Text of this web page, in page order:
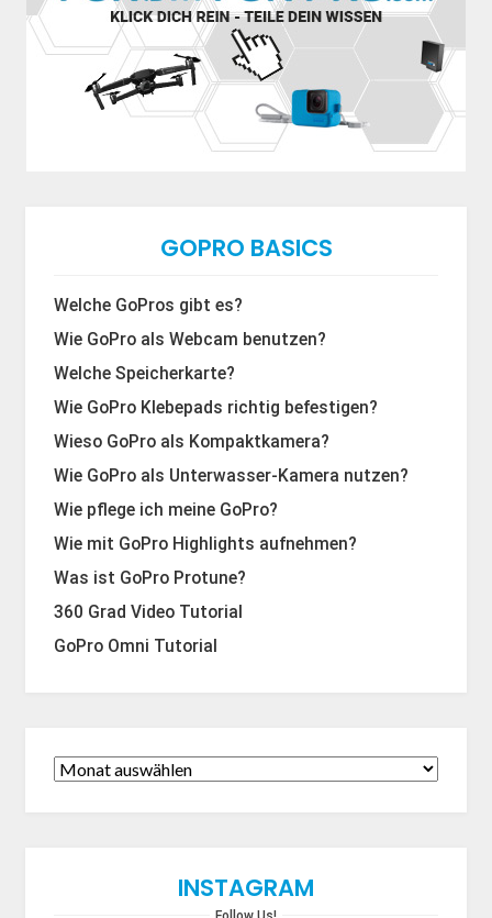
GOPRO BASICS
Welche GoPros gibt es?
Wie GoPro als Webcam benutzen?
Welche Speicherkarte?
Wie GoPro Klebepads richtig befestigen?
Wieso GoPro als Kompaktkamera?
Wie GoPro als Unterwasser-Kamera nutzen?
Wie pflege ich meine GoPro?
Wie mit GoPro Highlights aufnehmen?
Was ist GoPro Protune?
360 Grad Video Tutorial
GoPro Omni Tutorial
INSTAGRAM